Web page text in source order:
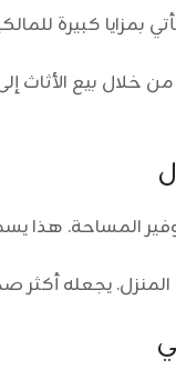
بمزايا كبيرة
خلال بيع الأثاث
المساحة. هذا
يجعله أكثر